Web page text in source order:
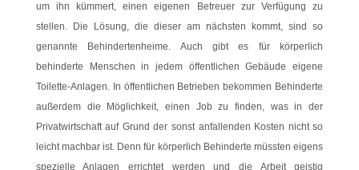
um ihn kümmert, einen eigenen Betreuer zur Verfügung zu
stellen. Die Lösung, die dieser am nächsten kommt, sind so
genannte Behindertenheime. Auch gibt es für körperlich
behinderte Menschen in jedem öffentlichen Gebäude eigene
Toilette-Anlagen. In öffentlichen Betrieben bekommen Behinderte
außerdem die Möglichkeit, einen Job zu finden, was in der
Privatwirtschaft auf Grund der sonst anfallenden Kosten nicht so
leicht machbar ist. Denn für körperlich Behinderte müssten eigens
spezielle Anlagen errichtet werden und die Arbeit geistig